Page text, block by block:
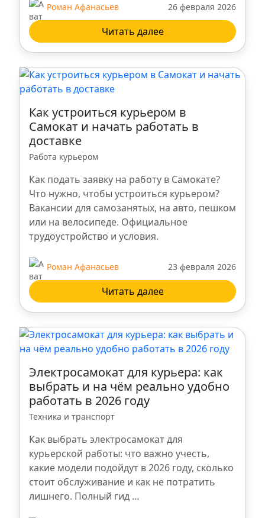
Брянск
Владикавказ
Нальчик
Пенза
Калуга
Тольятти
Омск
Барнаул
Киров
Мурманск
Новый Уренгой
Смоленск
Рязань
Роман Афанасьев 26 февраля 2026
Читать далее
Как устроиться курьером в
Самокат и начать работать в
доставке
Работа курьером
Как подать заявку на работу в Самокате?
Что нужно, чтобы устроиться курьером?
Вакансии для самозанятых, на авто, пешком
или на велосипеде. Официальное
трудоустройство и условия.
Роман Афанасьев 23 февраля 2026
Читать далее
Электросамокат для курьера: как
выбрать и на чём реально удобно
работать в 2026 году
Техника и транспорт
Как выбрать электросамокат для
курьерской работы: что важно учесть,
какие модели подойдут в 2026 году, сколько
стоит обслуживание и как не потратить
лишнего. Полный гид …